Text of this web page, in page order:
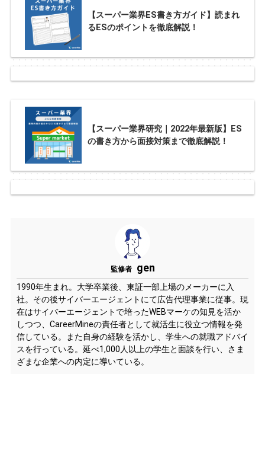
【スーパー業界ES書き方ガイド】読まれ
るESのポイントを徹底解説！
【スーパー業界研究｜2022年最新版】ES
の書き方から面接対策まで徹底解説！
監修者 gen
1990年生まれ。大学卒業後、東証一部上場のメーカーに入
社。その後サイバーエージェントにて広告代理事業に従事。現
在はサイバーエージェントで培ったWEBマーケの知見を活か
しつつ、CareerMineの責任者として就活生に役立つ情報を発
信している。また自身の経験を活かし、学生への就職アドバイ
スを行っている。延べ1,000人以上の学生と面談を行い、さま
ざまな企業への内定に導いている。